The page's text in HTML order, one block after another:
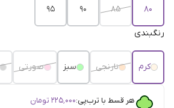
80
85
90
95
رنگبندی
کرم نارنجی سبز صورتی
هر قسط با ترب‌پی:۲۲۵٬۰۰۰ تومان